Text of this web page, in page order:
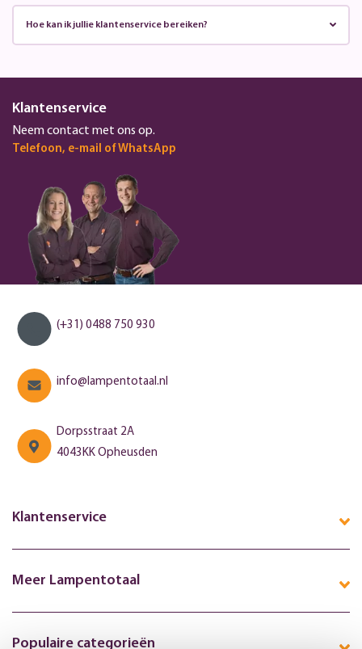
Hoe kan ik jullie klantenservice bereiken?
Klantenservice
Neem contact met ons op.
Telefoon, e-mail of WhatsApp
(+31) 0488 750 930
info@lampentotaal.nl
Dorpsstraat 2A
4043KK Opheusden
Klantenservice
Meer Lampentotaal
Populaire categorieën